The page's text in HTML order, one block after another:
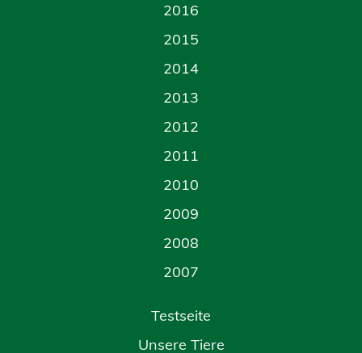
2016
2015
2014
2013
2012
2011
2010
2009
2008
2007
Testseite
Unsere Tiere